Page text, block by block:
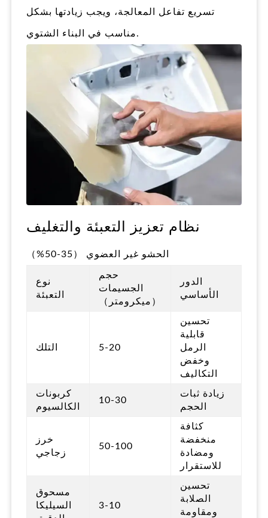
تسريع تفاعل المعالجة، ويجب زيادتها بشكل
مناسب في البناء الشتوي.
نظام تعزيز التعبئة والتغليف
الحشو غير العضوي （35-50%）
نوع
التعبئة
حجم
الجسيمات
（ميكرومتر）
الدور
الأساسي
التلك 5-20
تحسين
قابلية
الرمل
وخفض
التكاليف
كربونات
الكالسيوم
10-30
زيادة ثبات
الحجم
خرز
زجاجي
50-100
كثافة
منخفضة
ومضادة
للاستقرار
مسحوق
السيليكا
3-10
تحسين
الصلابة
ومقاومة